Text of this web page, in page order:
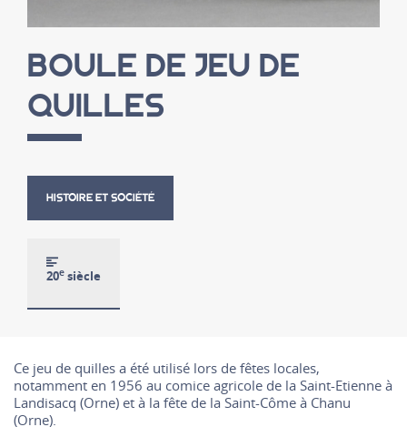
BOULE DE JEU DE
QUILLES
HISTOIRE ET SOCIÉTÉ
20e siècle
Ce jeu de quilles a été utilisé lors de fêtes locales,
notamment en 1956 au comice agricole de la Saint-Etienne à
Landisacq (Orne) et à la fête de la Saint-Côme à Chanu
(Orne).